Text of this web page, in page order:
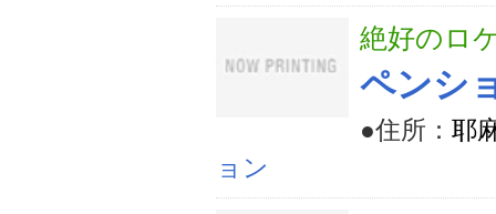
絶好のロ
ペンシ
●住所： 耶
ョン